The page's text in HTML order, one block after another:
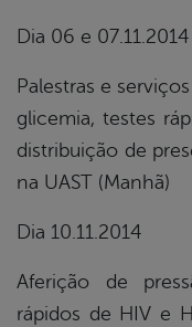
Dia 06 e 07.11.2014
Palestras e
glicemia, testes
distribuição de
na UAST (Manhã)
Dia 10.11.2014
Aferição de
rápidos de HIV e